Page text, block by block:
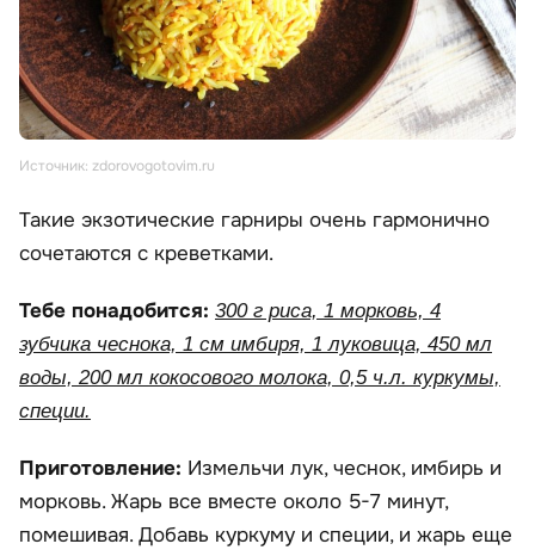
Источник: zdorovogotovim.ru
Такие экзотические гарниры очень гармонично
сочетаются с креветками.
Тебе понадобится: 300 г риса, 1 морковь, 4
зубчика чеснока, 1 см имбиря, 1 луковица, 450 мл
воды, 200 мл кокосового молока, 0,5 ч.л. куркумы,
специи.
Приготовление: Измельчи лук, чеснок, имбирь и
морковь. Жарь все вместе около 5-7 минут,
помешивая. Добавь куркуму и специи, и жарь еще